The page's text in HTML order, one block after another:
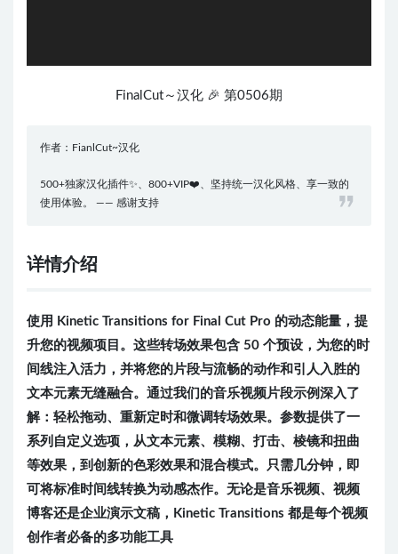
FinalCut～汉化 🎉 第0506期
作者：FianlCut~汉化
500+独家汉化插件✨、800+VIP❤️、坚持统一汉化风格、享一致的
使用体验。 —— 感谢支持
详情介绍
使用 Kinetic Transitions for Final Cut Pro 的动态能量，提
升您的视频项目。这些转场效果包含 50 个预设，为您的时
间线注入活力，并将您的片段与流畅的动作和引人入胜的
文本元素无缝融合。通过我们的音乐视频片段示例深入了
解：轻松拖动、重新定时和微调转场效果。参数提供了一
系列自定义选项，从文本元素、模糊、打击、棱镜和扭曲
等效果，到创新的色彩效果和混合模式。只需几分钟，即
可将标准时间线转换为动感杰作。无论是音乐视频、视频
博客还是企业演示文稿，Kinetic Transitions 都是每个视频
创作者必备的多功能工具